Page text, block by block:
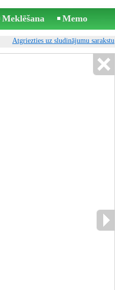
Meklēšana Memo
Atgriezties uz sludinājumu sarakstu